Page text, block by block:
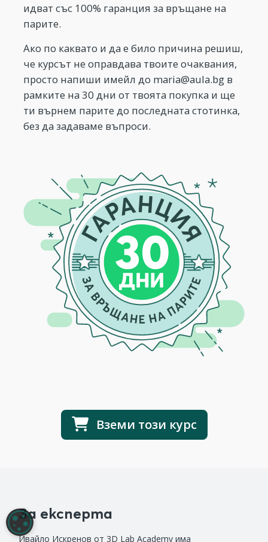
идват със 100% гаранция за връщане на
парите.
Ако по каквато и да е било причина решиш,
че курсът не оправдава твоите очаквания,
просто напиши имейл до maria@aula.bg в
рамките на 30 дни от твоята покупка и ще
ти върнем парите до последната стотинка,
без да задаваме въпроси.
Вземи този курс
За експерта
Ивайло Искренов от 3D Lab Academy има
НАСТРОЙКИ НА БИСКВИТКИТЕ